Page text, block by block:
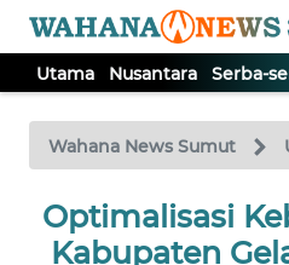
Utama Nusantara Serba-
Wahana News Sumut
Optimalisasi
Kabupaten
TV
Tutup
UTAMA